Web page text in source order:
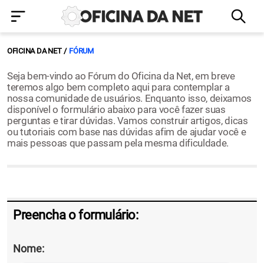
OFICINA DA NET FÓRUM
Seja bem-vindo ao Fórum do Oficina da Net, em breve
teremos algo bem completo aqui para contemplar a
nossa comunidade de usuários. Enquanto isso, deixamos
disponível o formulário abaixo para você fazer suas
perguntas e tirar dúvidas. Vamos construir artigos, dicas
ou tutoriais com base nas dúvidas afim de ajudar você e
mais pessoas que passam pela mesma dificuldade.
Preencha o formulário:
Nome: